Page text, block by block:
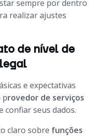
sempre por dentro
realizar ajustes
de nível de
e expectativas
provedor de serviços
confiar seus dados.
claro sobre funções